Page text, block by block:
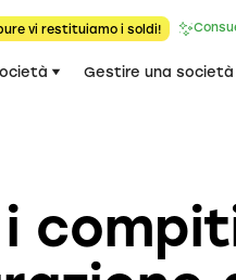
vi restituiamo i soldi!
Gestire una società
i